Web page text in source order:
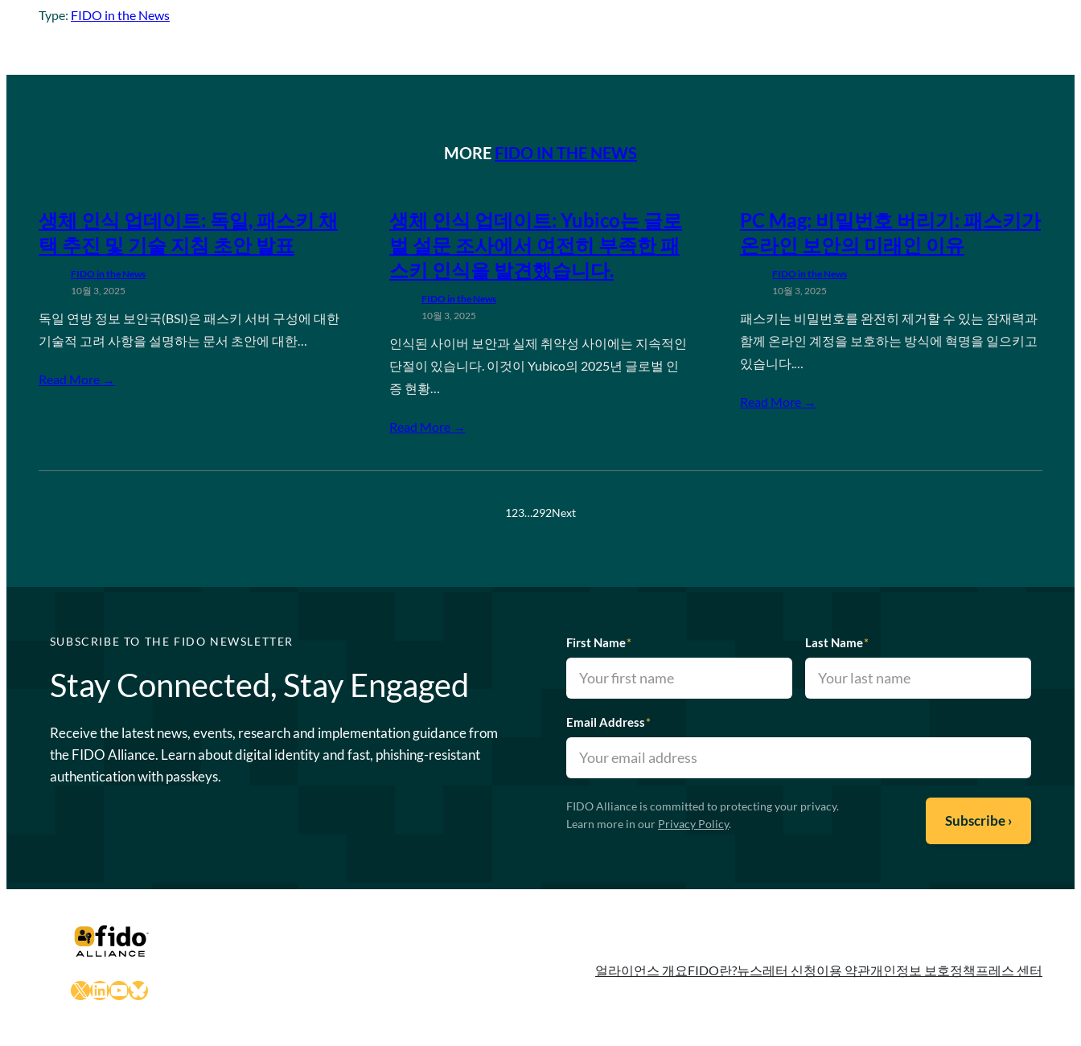
Type: FIDO in the News
MORE FIDO IN THE NEWS
생체 인식 업데이트: 독일, 패스키 채
택 추진 및 기술 지침 초안 발표
FIDO in the News
10월 3, 2025
독일 연방 정보 보안국(BSI)은 패스키 서버 구성에 대한
기술적 고려 사항을 설명하는 문서 초안에 대한…
Read More →
생체 인식 업데이트: Yubico는 글로
벌 설문 조사에서 여전히 부족한 패
스키 인식을 발견했습니다.
FIDO in the News
10월 3, 2025
인식된 사이버 보안과 실제 취약성 사이에는 지속적인
단절이 있습니다. 이것이 Yubico의 2025년 글로벌 인
증 현황…
Read More →
PC Mag: 비밀번호 버리기: 패스키가
온라인 보안의 미래인 이유
FIDO in the News
10월 3, 2025
패스키는 비밀번호를 완전히 제거할 수 있는 잠재력과
함께 온라인 계정을 보호하는 방식에 혁명을 일으키고
있습니다.…
Read More →
123…292Next
SUBSCRIBE TO THE FIDO NEWSLETTER
Stay Connected, Stay Engaged
Receive the latest news, events, research and implementation guidance from
the FIDO Alliance. Learn about digital identity and fast, phishing-resistant
authentication with passkeys.
First Name* Last Name*
Email Address*
FIDO Alliance is committed to protecting your privacy.
Learn more in our Privacy Policy.
X LinkedIn
YouTube
Bluesky
얼라이언스 개요FIDO란?뉴스레터 신청이용 약관개인정보 보호정책 프레스 센터